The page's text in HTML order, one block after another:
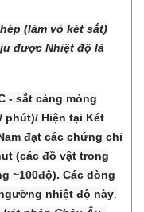
(làm vỏ két sắt)
được Nhiệt độ là
- sắt càng mỏng
phút)/ Hiện tại Két
đạt các chứng chỉ
(các đồ vật trong
~100độ). Các dòng
nhiệt độ này.